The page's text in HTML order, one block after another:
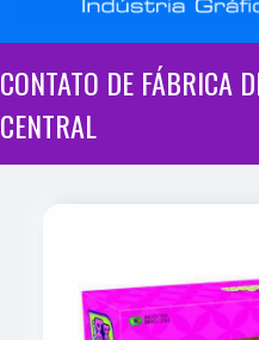
CONTATO DE FÁBRICA
CENTRAL